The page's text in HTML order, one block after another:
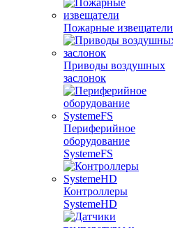
Пожарные извещатели
Приводы воздушных
заслонок
Периферийное
оборудование
SystemeFS
Контроллеры
SystemeHD